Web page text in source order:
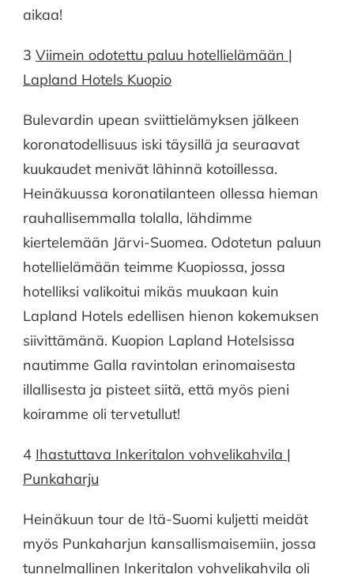
aikaa!
3 Viimein odotettu paluu hotellielämään |
Lapland Hotels Kuopio
Bulevardin upean sviittielämyksen jälkeen
koronatodellisuus iski täysillä ja seuraavat
kuukaudet menivät lähinnä kotoillessa.
Heinäkuussa koronatilanteen ollessa hieman
rauhallisemmalla tolalla, lähdimme
kiertelemään Järvi-Suomea. Odotetun paluun
hotellielämään teimme Kuopiossa, jossa
hotelliksi valikoitui mikäs muukaan kuin
Lapland Hotels edellisen hienon kokemuksen
siivittämänä. Kuopion Lapland Hotelsissa
nautimme Galla ravintolan erinomaisesta
illallisesta ja pisteet siitä, että myös pieni
koiramme oli tervetullut!
4 Ihastuttava Inkeritalon vohvelikahvila |
Punkaharju
Heinäkuun tour de Itä-Suomi kuljetti meidät
myös Punkaharjun kansallismaisemiin, jossa
tunnelmallinen Inkeritalon vohvelikahvila oli